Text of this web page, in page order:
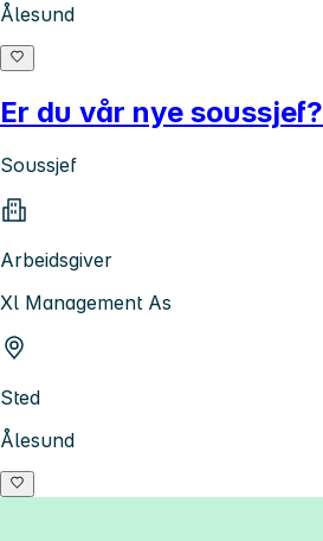
Ålesund
Er du vår nye soussjef?
Soussjef
Arbeidsgiver
Xl Management As
Sted
Ålesund